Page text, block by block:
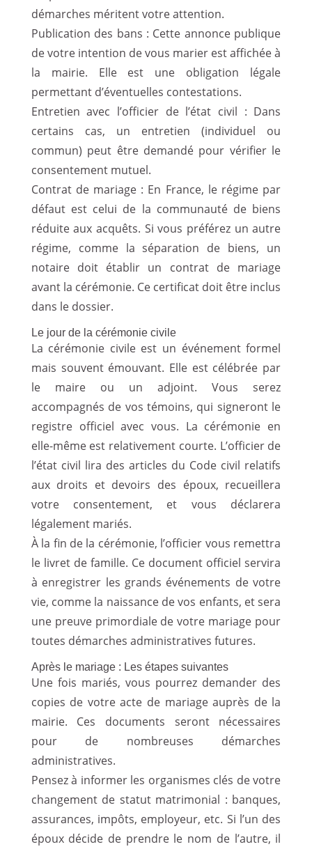
démarches méritent votre attention.
Publication des bans : Cette annonce publique
de votre intention de vous marier est affichée à
la mairie. Elle est une obligation légale
permettant d’éventuelles contestations.
Entretien avec l’officier de l’état civil : Dans
certains cas, un entretien (individuel ou
commun) peut être demandé pour vérifier le
consentement mutuel.
Contrat de mariage : En France, le régime par
défaut est celui de la communauté de biens
réduite aux acquêts. Si vous préférez un autre
régime, comme la séparation de biens, un
notaire doit établir un contrat de mariage
avant la cérémonie. Ce certificat doit être inclus
dans le dossier.
Le jour de la cérémonie civile
La cérémonie civile est un événement formel
mais souvent émouvant. Elle est célébrée par
le maire ou un adjoint. Vous serez
accompagnés de vos témoins, qui signeront le
registre officiel avec vous. La cérémonie en
elle-même est relativement courte. L’officier de
l’état civil lira des articles du Code civil relatifs
aux droits et devoirs des époux, recueillera
votre consentement, et vous déclarera
légalement mariés.
À la fin de la cérémonie, l’officier vous remettra
le livret de famille. Ce document officiel servira
à enregistrer les grands événements de votre
vie, comme la naissance de vos enfants, et sera
une preuve primordiale de votre mariage pour
toutes démarches administratives futures.
Après le mariage : Les étapes suivantes
Une fois mariés, vous pourrez demander des
copies de votre acte de mariage auprès de la
mairie. Ces documents seront nécessaires
pour de nombreuses démarches
administratives.
Pensez à informer les organismes clés de votre
changement de statut matrimonial : banques,
assurances, impôts, employeur, etc. Si l’un des
époux décide de prendre le nom de l’autre, il